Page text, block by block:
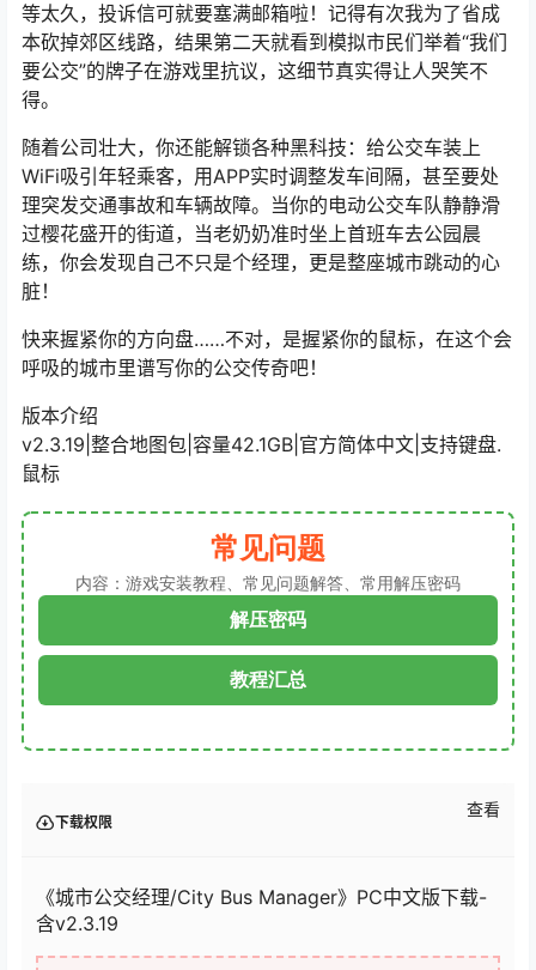
等太久，投诉信可就要塞满邮箱啦！记得有次我为了省成
本砍掉郊区线路，结果第二天就看到模拟市民们举着“我们
要公交”的牌子在游戏里抗议，这细节真实得让人哭笑不
得。
随着公司壮大，你还能解锁各种黑科技：给公交车装上
WiFi吸引年轻乘客，用APP实时调整发车间隔，甚至要处
理突发交通事故和车辆故障。当你的电动公交车队静静滑
过樱花盛开的街道，当老奶奶准时坐上首班车去公园晨
练，你会发现自己不只是个经理，更是整座城市跳动的心
脏！
快来握紧你的方向盘……不对，是握紧你的鼠标，在这个会
呼吸的城市里谱写你的公交传奇吧！
版本介绍
v2.3.19|整合地图包|容量42.1GB|官方简体中文|支持键盘.
鼠标
常见问题
内容：游戏安装教程、常见问题解答、常用解压密码
解压密码
教程汇总
下载权限
查看
《城市公交经理/City Bus Manager》PC中文版下载-
含v2.3.19